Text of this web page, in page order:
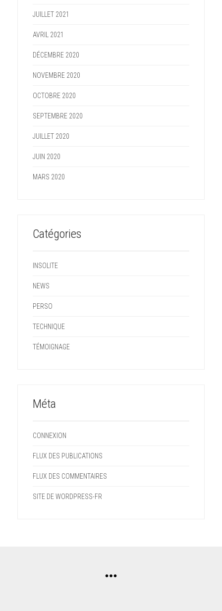
JUILLET 2021
AVRIL 2021
DÉCEMBRE 2020
NOVEMBRE 2020
OCTOBRE 2020
SEPTEMBRE 2020
JUILLET 2020
JUIN 2020
MARS 2020
Catégories
INSOLITE
NEWS
PERSO
TECHNIQUE
TÉMOIGNAGE
Méta
CONNEXION
FLUX DES PUBLICATIONS
FLUX DES COMMENTAIRES
SITE DE WORDPRESS-FR